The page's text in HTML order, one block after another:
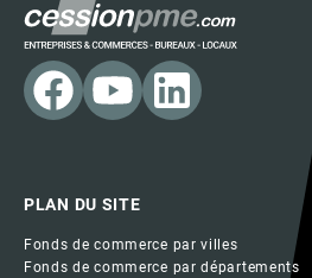
PLAN DU SITE
Fonds de commerce par villes
Fonds de commerce par départements